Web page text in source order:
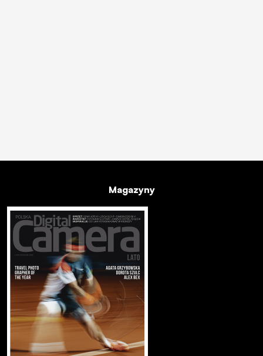
Magazyny